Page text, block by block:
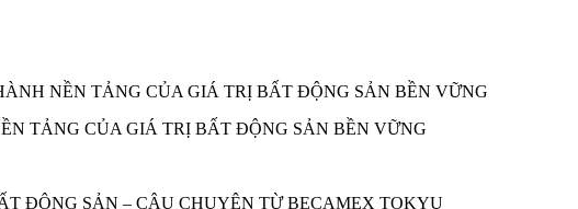
TẢNG CỦA GIÁ TRỊ BẤT ĐỘNG SẢN BỀN VỮNG